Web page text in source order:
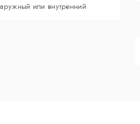
или внутренний